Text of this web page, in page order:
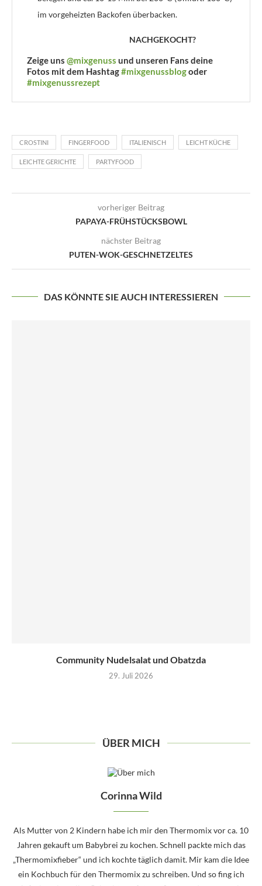
im vorgeheizten Backofen überbacken.
NACHGEKOCHT?
Zeige uns @mixgenuss und unseren Fans deine
Fotos mit dem Hashtag#mixgenussblogoder
#mixgenussrezept
CROSTINI FINGERFOOD ITALIENISCH LEICHT KÜCHE
LEICHTE GERICHTE PARTYFOOD
vorheriger Beitrag
PAPAYA-FRÜHSTÜCKSBOWL
nächster Beitrag
PUTEN-WOK-GESCHNETZELTES
DAS KÖNNTE SIE AUCH INTERESSIEREN
Community Nudelsalat und Obatzda
29. Juli 2026
ÜBER MICH
Corinna Wild
Als Mutter von 2 Kindern habe ich mir den Thermomix vor ca. 10
Jahren gekauft um Babybrei zu kochen. Schnell packte mich das
„Thermomixfieber“ und ich kochte täglich damit. Mir kam die Idee
ein Kochbuch für den Thermomix zu schreiben. Und so fing ich